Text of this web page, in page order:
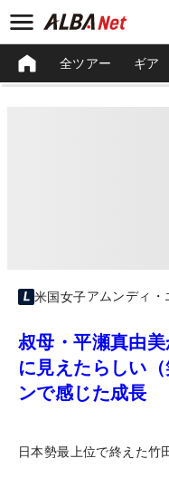
全ツアー ギア
米国女子アムンディ・
叔母・平瀬真由
に見えたらしい
ンで感じた成長
日本勢最上位で終えた竹